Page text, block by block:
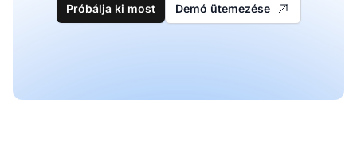
Próbálja ki most Demó ütemezése